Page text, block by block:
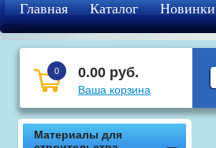
Главная Каталог Новинки
Регистрация кцф
0 0.00 руб.
Ваша корзина
Материалы для